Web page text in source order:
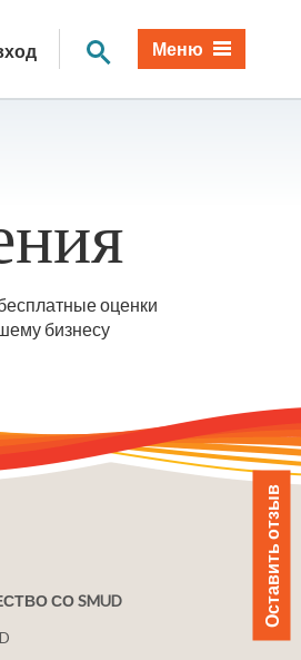
Поиск по сайту
Меню
оценки
бизнесу
СО SMUD
Оставить отзыв